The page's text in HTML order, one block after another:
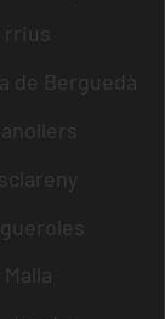
rrius
de Berguedà
Malla